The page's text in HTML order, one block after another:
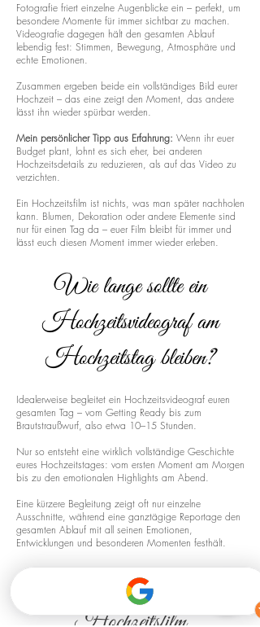
Fotografie friert einzelne Augenblicke ein – perfekt, um
besondere Momente für immer sichtbar zu machen.
Videografie dagegen hält den gesamten Ablauf
lebendig fest: Stimmen, Bewegung, Atmosphäre und
echte Emotionen.
Zusammen ergeben beide ein vollständiges Bild eurer
Hochzeit – das eine zeigt den Moment, das andere
lässt ihn wieder spürbar werden.
Mein persönlicher Tipp aus Erfahrung: Wenn ihr euer
Budget plant, lohnt es sich eher, bei anderen
Hochzeitsdetails zu reduzieren, als auf das Video zu
verzichten.
Ein Hochzeitsfilm ist nichts, was man später nachholen
kann. Blumen, Dekoration oder andere Elemente sind
nur für einen Tag da – euer Film bleibt für immer und
lässt euch diesen Moment immer wieder erleben.
Wie lange sollte ein
Hochzeitsvideograf am
Hochzeitstag bleiben?
Idealerweise begleitet ein Hochzeitsvideograf euren
gesamten Tag – vom Getting Ready bis zum
Brautstraußwurf, also etwa 10–15 Stunden.
Nur so entsteht eine wirklich vollständige Geschichte
eures Hochzeitstages: vom ersten Moment am Morgen
bis zu den emotionalen Highlights am Abend.
Eine kürzere Begleitung zeigt oft nur einzelne
Ausschnitte, während eine ganztägige Reportage den
gesamten Ablauf mit all seinen Emotionen,
Entwicklungen und besonderen Momenten festhält.
Drohnenaufnahmen für euren